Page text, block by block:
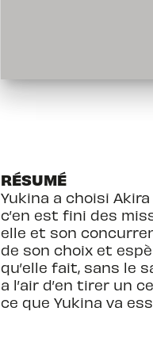
RÉSUMÉ
Yukina a choisi
c’en est fini des
elle et son
de son choix et
qu’elle fait, sans le
a l’air d’en tirer un
ce que Yukina va